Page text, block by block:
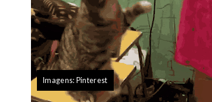
Imagens: Pinterest